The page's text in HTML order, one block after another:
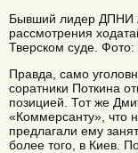
Бывший лидер ДПНИ
рассмотрения
Тверском суде.
Правда, само
соратники Поткина
позицией. Тот же
«Коммерсанту», что
предлагали ему
более того, в Киев.